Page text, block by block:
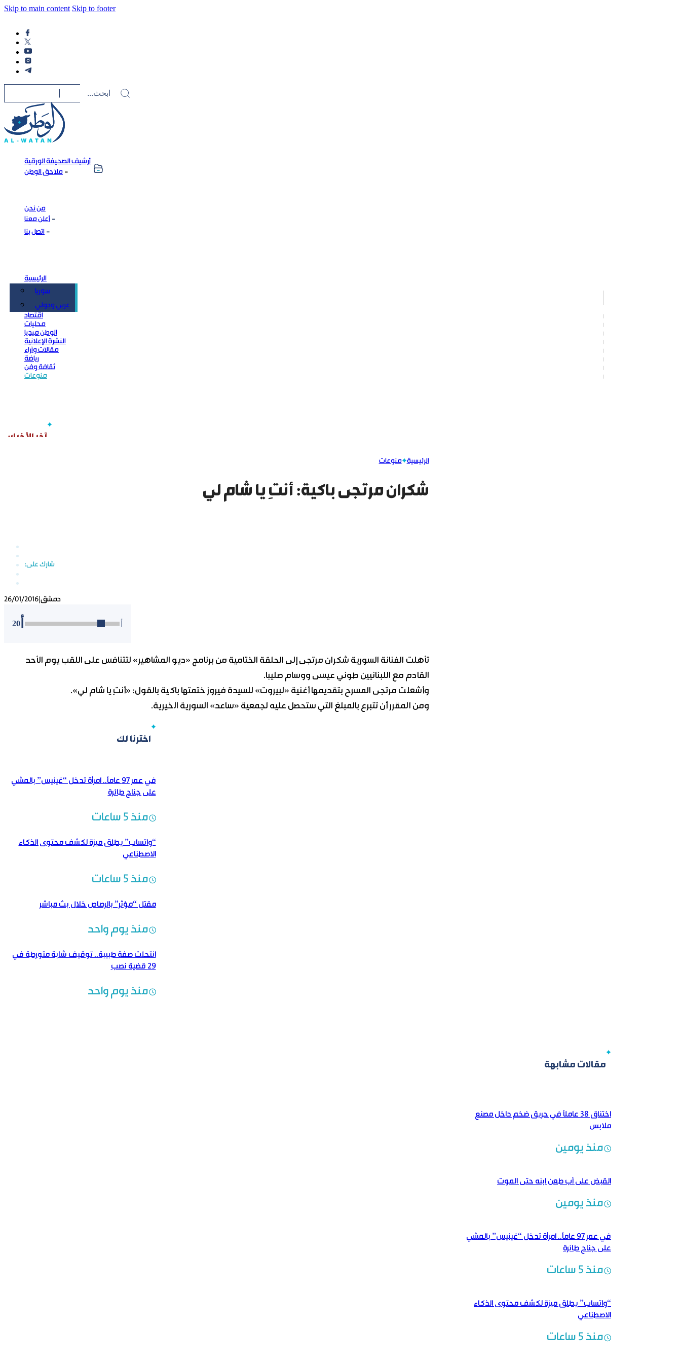
Skip to main content Skip to footer
أرشيف الصحيفة الورقية
ملاحق الوطن
من نحن
أعلن معنا
اتصل بنا
الرئيسية
سوريا
عربي ودولي
اقتصاد
محليات
الوطن ميديا
النشرة الإعلانية
مقالات وآراء
رياضة
ثقافة وفن
منوعات
الرئيسية منوعات
شكران مرتجى باكية: أنتِ يا شام لي
26/01/2016 دمشق
20
تأهلت الفنانة السورية شكران مرتجى إلى الحلقة الختامية من برنامج «ديو المشاهير» لتتنافس على اللقب يوم الأحد
القادم مع اللبنانيين طوني عيسى ووسام صليبا.
وأشعلت مرتجى المسرح بتقديمها أغنية «لبيروت» للسيدة فيروز ختمتها باكية بالقول: «أنتِ يا شام لي».
ومن المقرر أن تتبرع بالمبلغ التي ستحصل عليه لجمعية «ساعد» السورية الخيرية.
اخترنا لك
في عمر 97 عاماً.. امرأة تدخل “غينيس” بالمشي
على جناح طائرة
منذ 5 ساعات
“واتساب” يطلق ميزة لكشف محتوى الذكاء
الاصطناعي
منذ 5 ساعات
مقتل “مؤثر” بالرصاص خلال بث مباشر
منذ يوم واحد
انتحلت صفة طبيبة.. توقيف شابة متورطة في
29 قضية نصب
منذ يوم واحد
مقالات مشابهة
اختناق 38 عاملاً في حريق ضخم داخل مصنع
ملابس
منذ يومين
القبض على أب طعن ابنه حتى الموت
منذ يومين
في عمر 97 عاماً.. امرأة تدخل “غينيس” بالمشي
على جناح طائرة
منذ 5 ساعات
“واتساب” يطلق ميزة لكشف محتوى الذكاء
الاصطناعي
منذ 5 ساعات